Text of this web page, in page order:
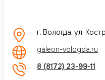
г. Вологда, ул.
galeon-vologda.ru
8 (8172) 23-99-11